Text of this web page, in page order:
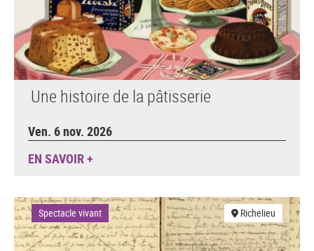
Une histoire de la pâtisserie
Ven. 6 nov. 2026
EN SAVOIR +
Spectacle vivant Richelieu